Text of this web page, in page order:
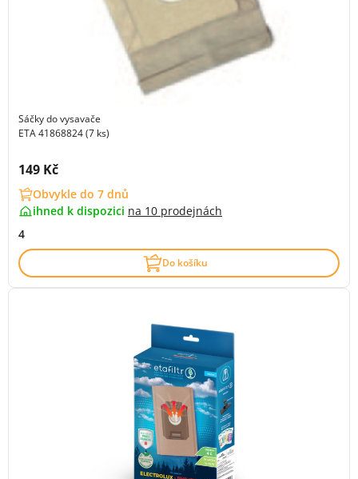
Sáčky do vysavače
ETA 41868824 (7 ks)
Cena s DPH:
149 Kč
Obvykle do 7 dnů
ihned k dispozici na 10 prodejnách
4
Do košíku